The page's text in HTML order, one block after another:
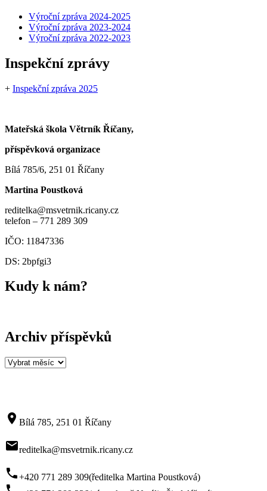
Výroční zpráva 2024-2025
Výroční zpráva 2023-2024
Výroční zpráva 2022-2023
Inspekční zprávy
+ Inspekční zpráva 2025
Mateřská škola Větrník Říčany,
příspěvková organizace
Bílá 785/6, 251 01 Říčany
Martina Poustková
reditelka@msvetrnik.ricany.cz
telefon – 771 289 309
IČO: 11847336
DS: 2bpfgi3
Kudy k nám?
Archiv příspěvků
Archiv
room Bílá 785, 251 01 Říčany
mailreditelka@msvetrnik.ricany.cz
phone+420 771 289 309(ředitelka Martina Poustková)